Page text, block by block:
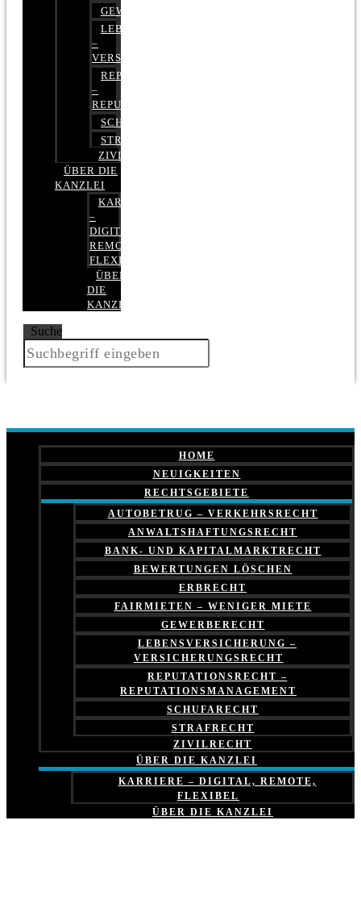
GEWERBERECHT
LEBENSVERSICHERUNG
–
VERSICHERUNGSRECHT
REPUTATIONSRECHT
–
REPUTATIONSMANAGEMENT
SCHUFARECHT
STRAFRECHT
ZIVILRECHT
ÜBER DIE
KANZLEI
KARRIERE
–
DIGITAL,
REMOTE,
FLEXIBEL
ÜBER
DIE
KANZLEI
Suche
HOME
NEUIGKEITEN
RECHTSGEBIETE
AUTOBETRUG – VERKEHRSRECHT
ANWALTSHAFTUNGSRECHT
BANK- UND KAPITALMARKTRECHT
BEWERTUNGEN LÖSCHEN
ERBRECHT
FAIRMIETEN – WENIGER MIETE
GEWERBERECHT
LEBENSVERSICHERUNG –
VERSICHERUNGSRECHT
REPUTATIONSRECHT –
REPUTATIONSMANAGEMENT
SCHUFARECHT
STRAFRECHT
ZIVILRECHT
ÜBER DIE KANZLEI
KARRIERE – DIGITAL, REMOTE,
FLEXIBEL
ÜBER DIE KANZLEI